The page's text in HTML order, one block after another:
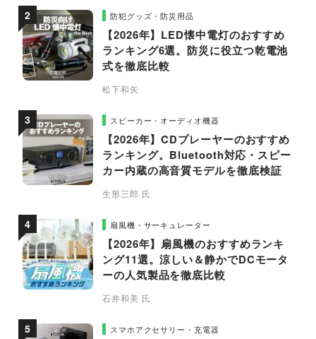
防犯グッズ・防災用品
【2026年】LED懐中電灯のおすすめ
ランキング6選。防災に役立つ乾電池
式を徹底比較
松下和矢
スピーカー・オーディオ機器
【2026年】CDプレーヤーのおすすめ
ランキング。Bluetooth対応・スピー
カー内蔵の高音質モデルを徹底検証
生形三郎 氏
扇風機・サーキュレーター
【2026年】扇風機のおすすめランキ
ング11選。涼しい＆静かでDCモータ
ーの人気製品を徹底比較
石井和美 氏
スマホアクセサリー・充電器